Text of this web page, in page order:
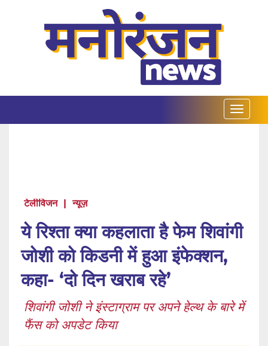
टेलीविजन | न्यूज़
ये रिश्ता क्या कहलाता है फेम शिवांगी
जोशी को किडनी में हुआ इंफेक्शन,
कहा- ‘दो दिन खराब रहे’
शिवांगी जोशी ने इंस्टाग्राम पर अपने हेल्थ के बारे में
फैंस को अपडेट किया